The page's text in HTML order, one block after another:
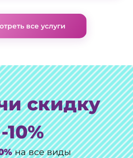
все услуги
скидку
-10%
на все виды